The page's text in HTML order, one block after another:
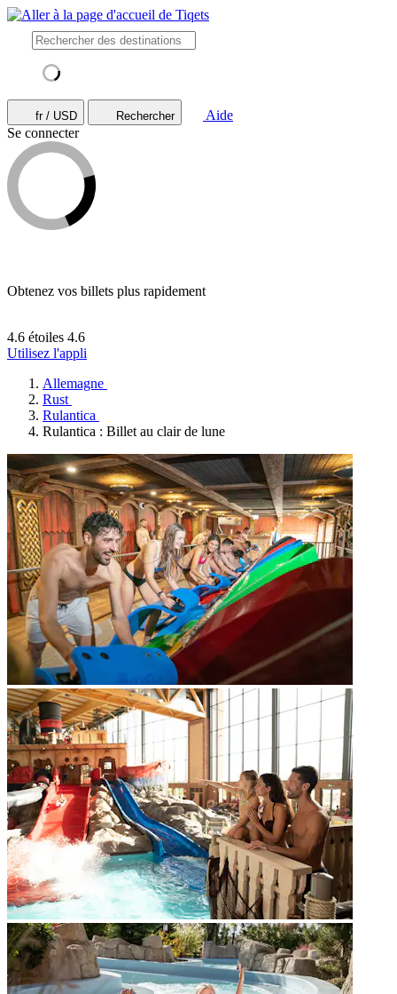
fr / USD Rechercher
Aide
Se connecter
Obtenez vos billets plus rapidement
4.6 étoiles 4.6
Utilisez l'appli
Allemagne
Rust
Rulantica
Rulantica : Billet au clair de lune